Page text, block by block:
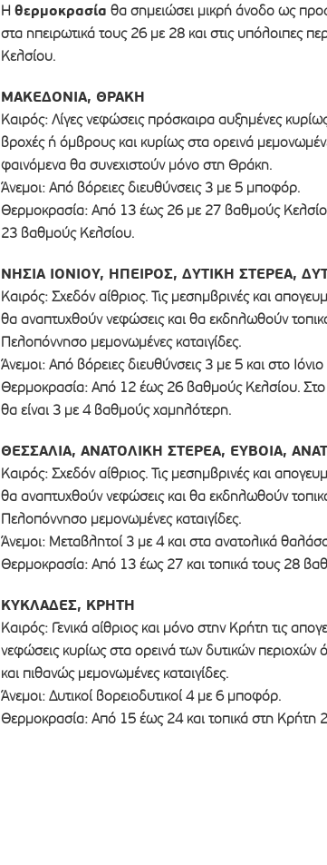
Η θερμοκρασία θα σημειώσει μικρή άνοδο ως προς
στα ηπειρωτικά τους 26 με 28 και στις υπόλοιπες
Κελσίου.
ΜΑΚΕΔΟΝΙΑ, ΘΡΑΚΗ
Καιρός: Λίγες νεφώσεις πρόσκαιρα αυξημένες
βροχές ή όμβρους και κυρίως στα ορεινά
φαινόμενα θα συνεχιστούν μόνο στη Θράκη.
Άνεμοι: Από βόρειες διευθύνσεις 3 με 5 μποφόρ.
Θερμοκρασία: Από 13 έως 26 με 27 βαθμούς
23 βαθμούς Κελσίου.
ΝΗΣΙΑ ΙΟΝΙΟΥ, ΗΠΕΙΡΟΣ, ΔΥΤΙΚΗ ΣΤΕΡΕΑ,
Καιρός: Σχεδόν αίθριος. Τις μεσημβρινές και
θα αναπτυχθούν νεφώσεις και θα εκδηλωθούν
Πελοπόννησο μεμονωμένες καταιγίδες.
Άνεμοι: Από βόρειες διευθύνσεις 3 με 5 και στο
Θερμοκρασία: Από 12 έως 26 βαθμούς Κελσίου. Στο
θα είναι 3 με 4 βαθμούς χαμηλότερη.
ΘΕΣΣΑΛΙΑ, ΑΝΑΤΟΛΙΚΗ ΣΤΕΡΕΑ, ΕΥΒΟΙΑ,
Καιρός: Σχεδόν αίθριος. Τις μεσημβρινές και
θα αναπτυχθούν νεφώσεις και θα εκδηλωθούν
Πελοπόννησο μεμονωμένες καταιγίδες.
Άνεμοι: Μεταβλητοί 3 με 4 και στα ανατολικά
Θερμοκρασία: Από 13 έως 27 και τοπικά τους 28
ΚΥΚΛΑΔΕΣ, ΚΡΗΤΗ
Καιρός: Γενικά αίθριος και μόνο στην Κρήτη τις
νεφώσεις κυρίως στα ορεινά των δυτικών
και πιθανώς μεμονωμένες καταιγίδες.
Άνεμοι: Δυτικοί βορειοδυτικοί 4 με 6 μποφόρ.
Θερμοκρασία: Από 15 έως 24 και τοπικά στη Κρήτη